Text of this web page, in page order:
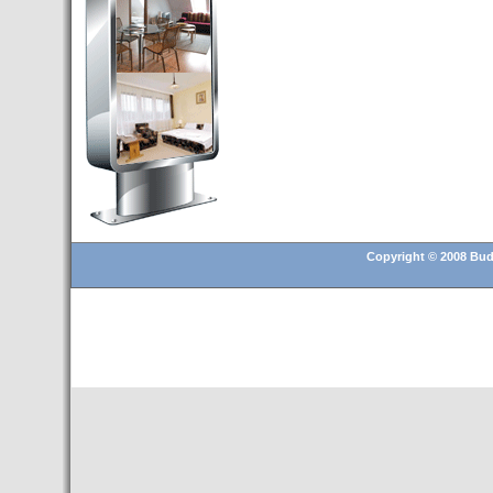
Budapest’.
- Hoteles en BUDAPEST:
Resultados octubre de 2016,
subida del 15% ocupación y
del 25,6% en el RevPar
- Nuevo Hotel en Budapest
bajo la marca Exe Hotusa
- Transfer Aeropuerto de
BUDAPEST
Copyright © 2008